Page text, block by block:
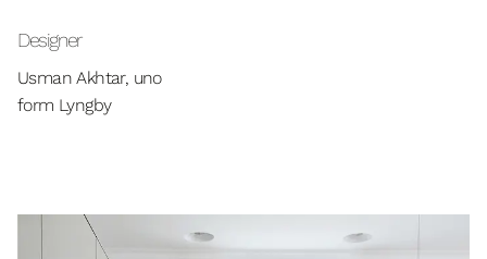
Designer
Usman Akhtar, uno
form Lyngby